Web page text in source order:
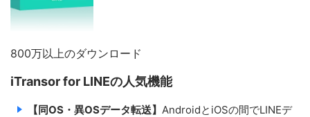
800万以上のダウンロード
iTransor for LINEの人気機能
【同OS・異OSデータ転送】 AndroidとiOSの間でLINEデ